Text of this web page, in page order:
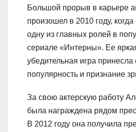
Большой прорыв в карьере
произошел в 2010 году,
одну из главных ролей в
сериале «Интерны». Ее
убедительная игра
популярность и признание
За свою актерскую работу
была награждена рядом
В 2012 году она получила